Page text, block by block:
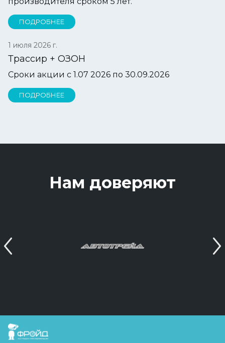
ПОДРОБНЕЕ
1 июля 2026 г.
Трассир + ОЗОН
Сроки акции с 1.07 2026 по 30.09.2026
ПОДРОБНЕЕ
Нам доверяют
FreudGroup